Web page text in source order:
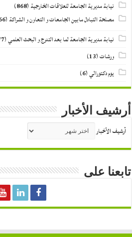
نيابة مديرية الجامعة للعلاقات الخارجية (868)
مصلحة التبادل مابين الجامعات و التعاون و الشراكة (66)
نيابة مديرية الجامعة لما بعد التدرج و البحث العلمي(277)
ورشات(13)
يوم دكتورالي(6)
أرشيف الأخبار
أرشيف الأخبار
تابعنا على